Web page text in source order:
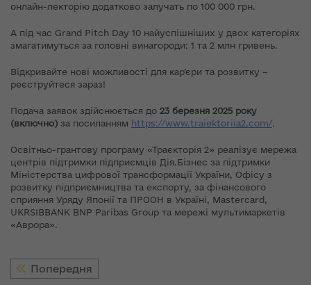
онлайн-лекторію додатково залучать по 100 000 грн.
А під час Grand Pitch Day 10 найуспішніших у двох категоріях
змагатимуться за головні винагороди: 1 та 2 млн гривень.
Відкривайте нові можливості для кар’єри та розвитку –
реєструйтеся зараз!
Подача заявок здійснюється до 23 березня 2025 року
(включно) за посиланням https://www.traiektoriia2.com/.
Освітньо-грантову програму «Траєкторія 2» реалізує мережа
центрів підтримки підприємців Дія.Бізнес за підтримки
Міністерства цифрової трансформації України, Офісу з
розвитку підприємництва та експорту, за фінансового
сприяння Уряду Японії та ПРООН в Україні, Mastercard,
UKRSIBBANK BNP Paribas Group та мережі мультимаркетів
«Аврора».
Попередня